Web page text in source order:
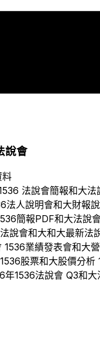
說會
料
法說會簡報和大法
法人說明會和大財報
簡報PDF和大法說
法說會和大和大最新法
1536業績發表會和大
1536股票和大股價分析
年1536法說會 Q3和大